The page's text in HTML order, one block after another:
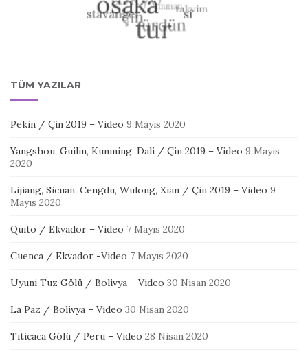
TÜM YAZILAR
Pekin / Çin 2019 – Video 9 Mayıs 2020
Yangshou, Guilin, Kunming, Dali / Çin 2019 – Video 9 Mayıs
2020
Lijiang, Sicuan, Cengdu, Wulong, Xian / Çin 2019 – Video 9
Mayıs 2020
Quito / Ekvador – Video 7 Mayıs 2020
Cuenca / Ekvador -Video 7 Mayıs 2020
Uyuni Tuz Gölü / Bolivya – Video 30 Nisan 2020
La Paz / Bolivya – Video 30 Nisan 2020
Titicaca Gölü / Peru – Video 28 Nisan 2020